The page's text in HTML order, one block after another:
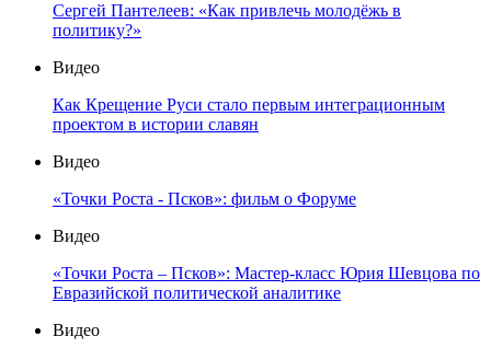
Сергей Пантелеев: «Как привлечь молодёжь в
политику?»
Видео
Как Крещение Руси стало первым интеграционным
проектом в истории славян
Видео
«Точки Роста - Псков»: фильм о Форуме
Видео
«Точки Роста – Псков»: Мастер-класс Юрия Шевцова по
Евразийской политической аналитике
Видео